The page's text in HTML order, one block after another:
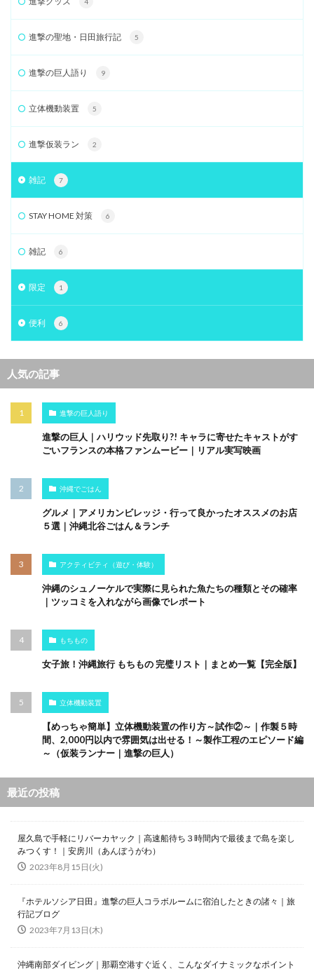
進撃の聖地・日田旅行記 5
進撃の巨人語り 9
立体機動装置 5
進撃仮装ラン 2
雑記 7
STAY HOME 対策 6
雑記 6
限定 1
便利 6
人気の記事
進撃の巨人語り
進撃の巨人｜ハリウッド先取り?! キャラに寄せたキャストがす
ごいフランスの本格ファンムービー｜リアル実写映画
沖縄でごはん
グルメ｜アメリカンビレッジ・行って良かったオススメのお店
５選｜沖縄北谷ごはん＆ランチ
アクティビティ（遊び・体験）
沖縄のシュノーケルで実際に見られた魚たちの種類とその確率
｜ツッコミを入れながら画像でレポート
もちもの
女子旅！沖縄旅行 もちもの 完璧リスト｜まとめ一覧【完全版】
立体機動装置
【めっちゃ簡単】立体機動装置の作り方～試作②～｜作製５時
間、2,000円以内で雰囲気は出せる！～製作工程のエピソード編
～（仮装ランナー｜進撃の巨人）
最近の投稿
屋久島で手軽にリバーカヤック｜高速船待ち３時間内で最後まで島を楽し
みつくす！｜安房川（あんぼうがわ）
2023年8月15日(火)
『ホテルソシア日田』進撃の巨人コラボルームに宿泊したときの諸々｜旅
行記ブログ
2023年7月13日(木)
沖縄南部ダイビング｜那覇空港すぐ近く、こんなダイナミックなポイント